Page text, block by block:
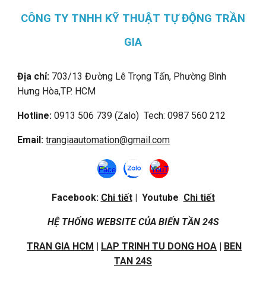
CÔNG TY TNHH KỸ THUẬT TỰ ĐỘNG TRẦN
GIA
Địa chỉ: 703/13 Đường Lê Trọng Tấn, Phường Bình
Hưng Hòa,TP. HCM
Hotline: 0913 506 739 (Zalo) Tech: 0987 560 212
Email:trangiaautomation@gmail.com
Facebook: Chi tiết| Youtube Chi tiết
HỆ THỐNG WEBSITE CỦA BIẾN TẦN 24S
TRAN GIA HCM | LAP TRINH TU DONG HOA | BEN
TAN 24S